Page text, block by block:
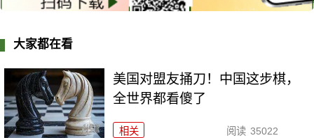
大家都在看
美国对盟友捅刀！中国这步棋，
全世界都看傻了
相关 阅读 35022